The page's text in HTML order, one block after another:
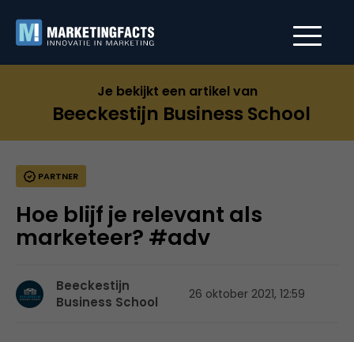
Je bekijkt een artikel van
Beeckestijn Business School
PARTNER
Hoe blijf je relevant als
marketeer? #adv
Beeckestijn
Business School
26 oktober 2021, 12:59